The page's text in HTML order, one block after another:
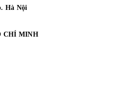
Hà Nội
CHÍ MINH